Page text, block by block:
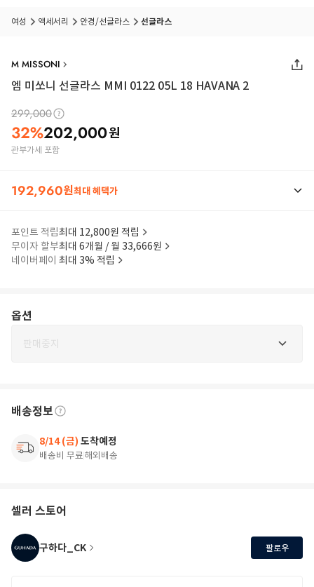
여성 액세서리 안경/선글라스 선글라스
M MISSONI
엠 미쏘니 선글라스 MMI 0122 05L 18 HAVANA 2
299,000
32%202,000원
관부가세 포함
192,960원최대 혜택가
포인트 적립최대 12,800원 적립
무이자 할부최대 6개월 / 월 33,666원
네이버페이 최대 3% 적립
옵션
판매중지
배송정보
8/14 (금) 도착예정
배송비 무료해외배송
셀러 스토어
구하다_CK 팔로우